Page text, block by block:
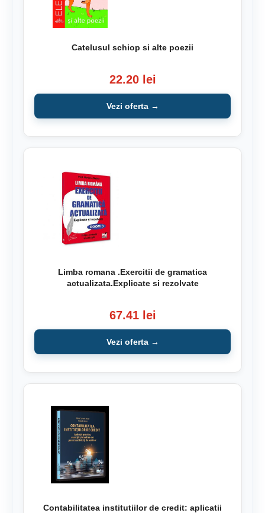
Catelusul schiop si alte poezii
22.20 lei
Vezi oferta →
Limba romana .Exercitii de gramatica
actualizata.Explicate si rezolvate
67.41 lei
Vezi oferta →
Contabilitatea institutiilor de credit: aplicatii